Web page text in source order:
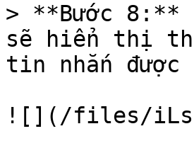
> **Bước 8:**
sẽ hiển thị
tin nhắn được
![](/files/